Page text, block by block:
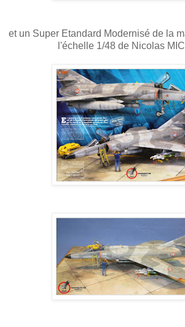
et un Super Etandard Modernisé de la
l'échelle 1/48 de Nicolas